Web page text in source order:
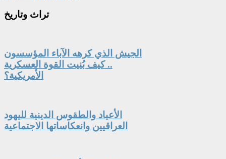
تراث وتاريخ
الجيش الذي كرهه الآباء المؤسسون
.. كيف بُنيت القوة العسكرية
الأمريكية؟
الأعياد والطقوس الدينية لليهود
العراقيين وانعكاساتها الاجتماعية